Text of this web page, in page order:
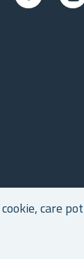
care